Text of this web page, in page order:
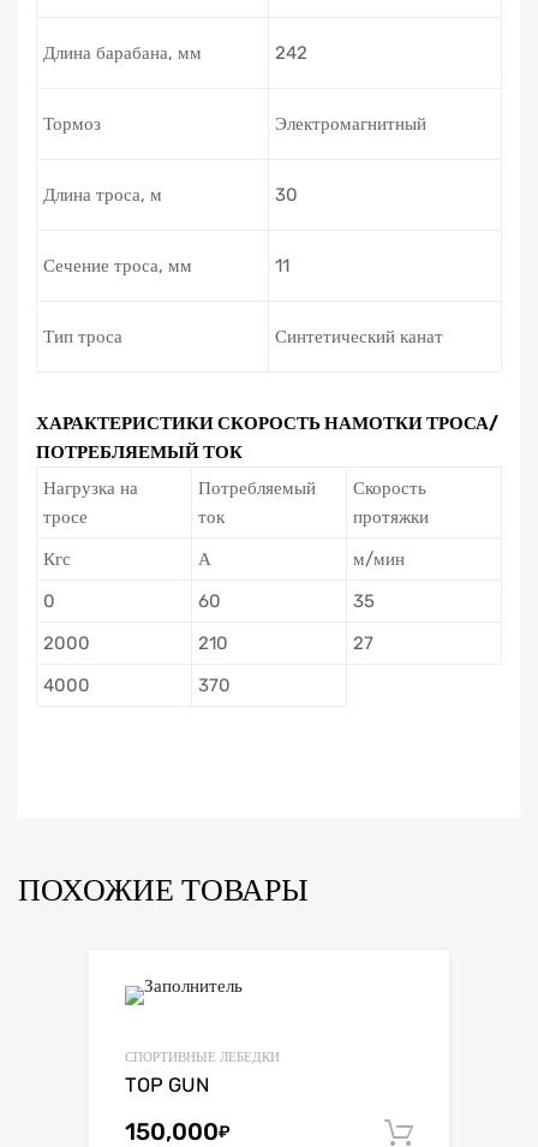
Длина барабана, мм 242
Тормоз Электромагнитный
Длина троса, м 30
Сечение троса, мм 11
Тип троса Синтетический канат
ХАРАКТЕРИСТИКИ СКОРОСТЬ НАМОТКИ ТРОСА/
ПОТРЕБЛЯЕМЫЙ ТОК
Нагрузка на
тросе
Потребляемый
ток
Скорость
протяжки
Кгс
А
м/мин
0
60
35
2000
210
27
4000
370
ПОХОЖИЕ ТОВАРЫ
СПОРТИВНЫЕ ЛЕБЕДКИ
TOP GUN
150,000₽